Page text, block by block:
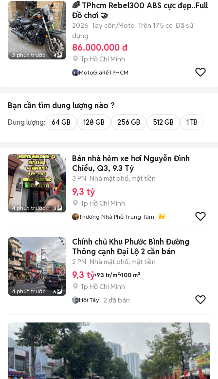
3 phút trước 4
🌈 TPhcm Rebel300 ABS cực đẹp..Full
Đồ chơi 🤝
2026 Tay côn/Moto Trên 175 cc Đã sử
dụng
86.000.000 đ
Tp Hồ Chí Minh
MotoGiáRẻTPHCM
Bạn cần tìm dung lượng nào ?
Dung lượng: 64 GB 128 GB 256 GB 512 GB 1 TB
4 phút trước 3
Bán nhà hẻm xe hơi Nguyễn Đình
Chiểu, Q3, 9.3 Tỷ
3 PN Nhà mặt phố, mặt tiền
9,3 tỷ
Tp Hồ Chí Minh
Thương Nhà Phố Trung Tâm
4 phút trước 6
Chính chủ Khu Phước Bình Đường
Thông cạnh Đại Lộ 2 cần bán
2 PN Nhà mặt phố, mặt tiền
9,3 tỷ 93 tr/m² 100 m²
Tp Hồ Chí Minh
Hội Tây 2 đã bán